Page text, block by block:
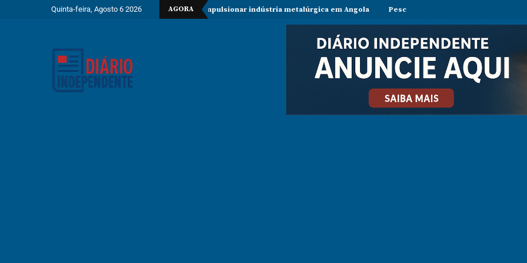
Quinta-feira, Agosto 6 2026 AGORA
de 150 milhões de dólares para impulsionar indústria metalúrgica em Angola Pesca ilegal durante período de veda preocupa